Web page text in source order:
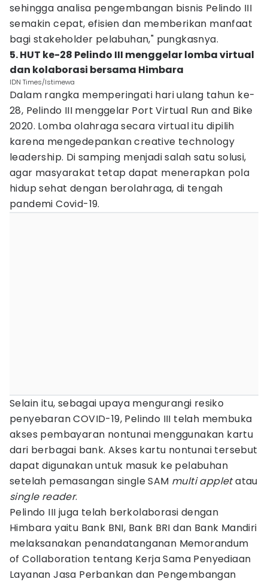
sehingga analisa pengembangan bisnis Pelindo III
semakin cepat, efisien dan memberikan manfaat
bagi stakeholder pelabuhan," pungkasnya.
5. HUT ke-28 Pelindo III menggelar lomba virtual
dan kolaborasi bersama Himbara
IDN Times/Istimewa
Dalam rangka memperingati hari ulang tahun ke-
28, Pelindo III menggelar Port Virtual Run and Bike
2020. Lomba olahraga secara virtual itu dipilih
karena mengedepankan creative technology
leadership. Di samping menjadi salah satu solusi,
agar masyarakat tetap dapat menerapkan pola
hidup sehat dengan berolahraga, di tengah
pandemi Covid-19.
Selain itu, sebagai upaya mengurangi resiko
penyebaran COVID-19, Pelindo III telah membuka
akses pembayaran nontunai menggunakan kartu
dari berbagai bank. Akses kartu nontunai tersebut
dapat digunakan untuk masuk ke pelabuhan
setelah pemasangan single SAM multi appletatau
single reader.
Pelindo III juga telah berkolaborasi dengan
Himbara yaitu Bank BNI, Bank BRI dan Bank Mandiri
melaksanakan penandatanganan Memorandum
of Collaboration tentang Kerja Sama Penyediaan
Layanan Jasa Perbankan dan Pengembangan